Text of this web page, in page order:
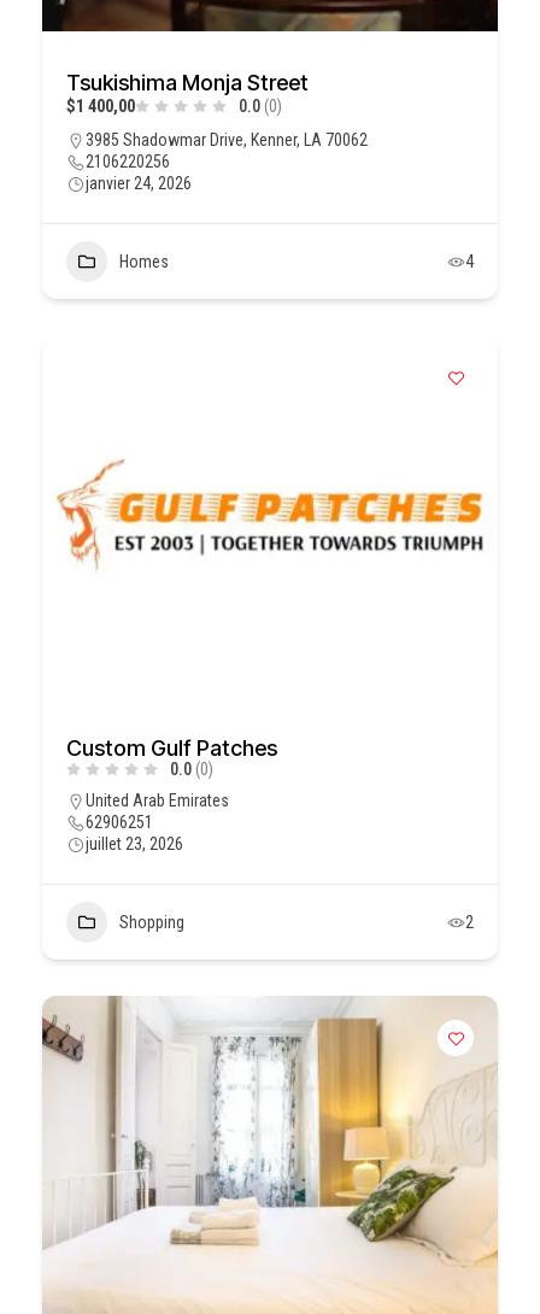
Tsukishima Monja Street
$1 400,00 0.0 (0)
3985 Shadowmar Drive, Kenner, LA 70062
2106220256
janvier 24, 2026
Homes 4
Custom Gulf Patches
0.0 (0)
United Arab Emirates
62906251
juillet 23, 2026
Shopping 2